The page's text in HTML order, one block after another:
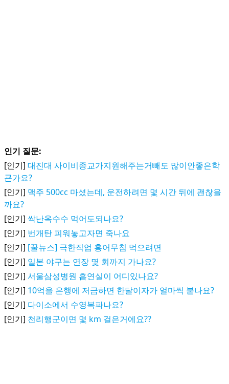
인기 질문:
[인기] 대진대 사이비종교가지원해주는거빼도 많이안좋은학
굔가요?
[인기] 맥주 500cc 마셨는데, 운전하려면 몇 시간 뒤에 괜찮을
까요?
[인기] 싹난옥수수 먹어도되나요?
[인기] 번개탄 피워놓고자면 죽나요
[인기] [꿀뉴스] 극한직업 홍어무침 먹으려면
[인기] 일본 야구는 연장 몇 회까지 가나요?
[인기] 서울삼성병원 흡연실이 어디있나요?
[인기] 10억을 은행에 저금하면 한달이자가 얼마씩 붙나요?
[인기] 다이소에서 수영복파나요?
[인기] 천리행군이면 몇 km 걸은거에요??